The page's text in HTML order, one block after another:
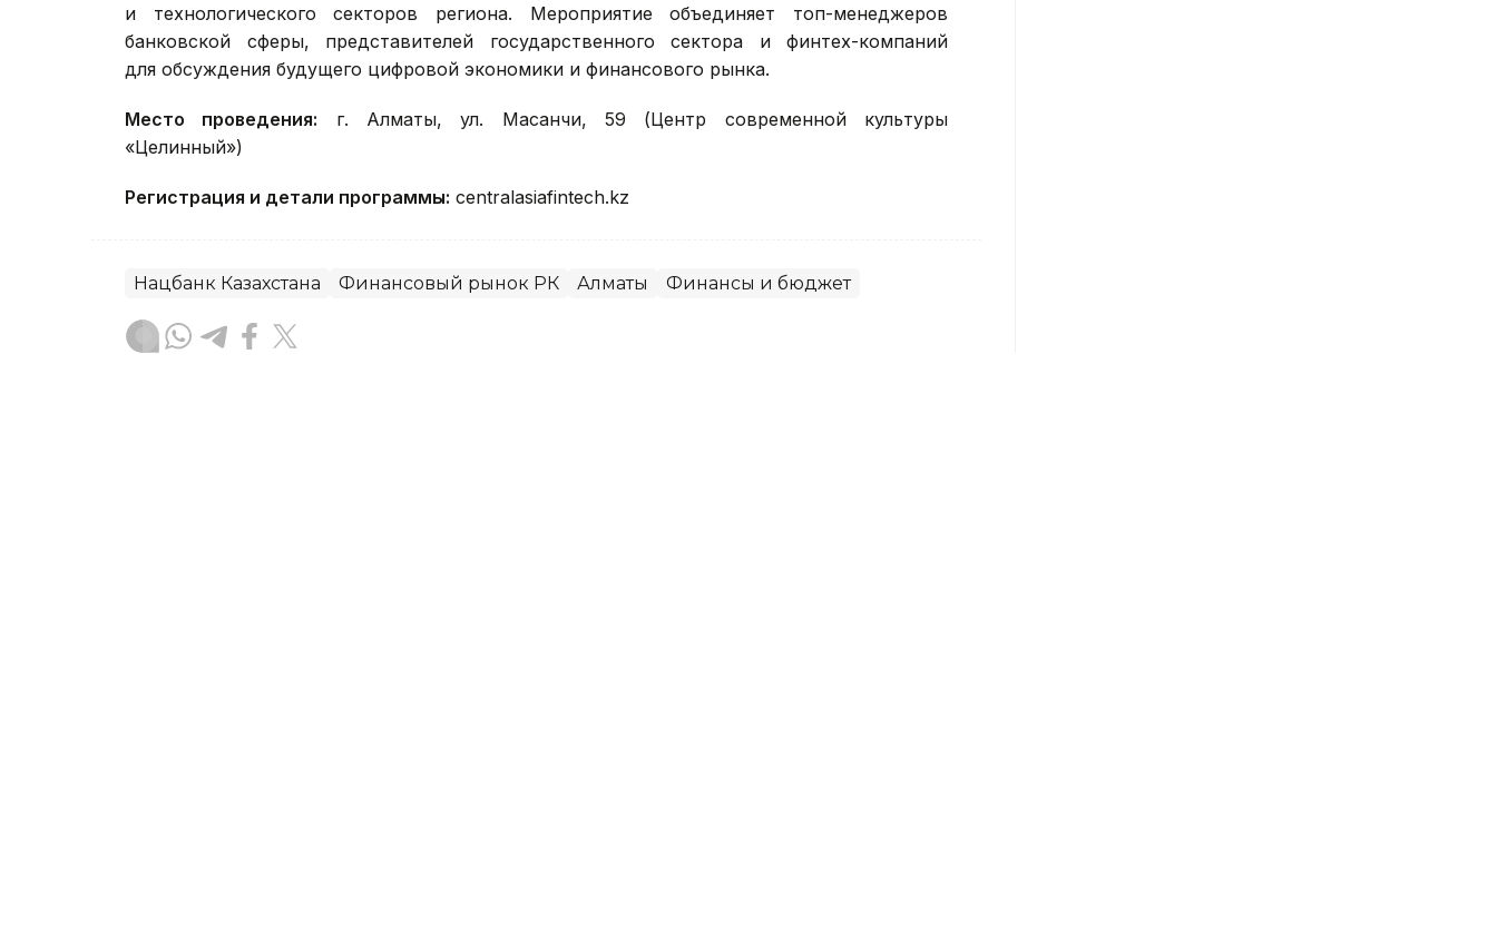
и технологического секторов региона. Мероприятие объединяет топ-менеджеров
банковской сферы, представителей государственного сектора и финтех-компаний
для обсуждения будущего цифровой экономики и финансового рынка.
Место проведения: г. Алматы, ул. Масанчи, 59 (Центр современной культуры
«Целинный»)
Регистрация и детали программы: centralasiafintech.kz
Нацбанк Казахстана Финансовый рынок РК Алматы Финансы и бюджет